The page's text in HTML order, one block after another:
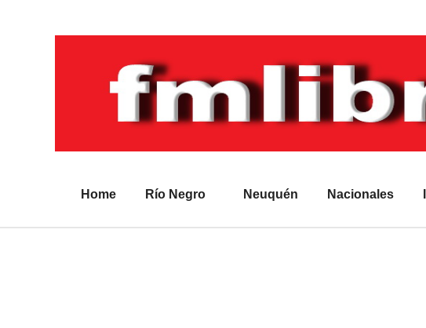
Home Río Negro Neuquén Nacionales